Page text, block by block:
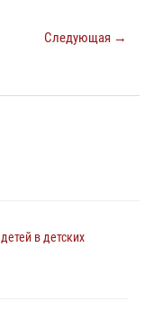
Следующая →
в детских